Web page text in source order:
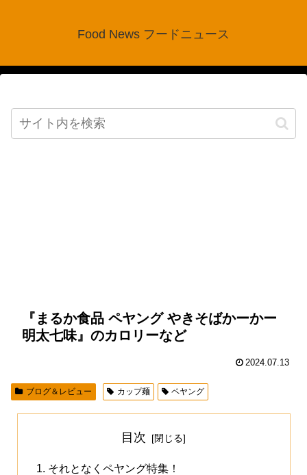
Food News フードニュース
『まるか食品 ペヤング やきそばかーかー
明太七味』のカロリーなど
2024.07.13
ブログ＆レビュー カップ麺 ペヤング
目次
それとなくペヤング特集！